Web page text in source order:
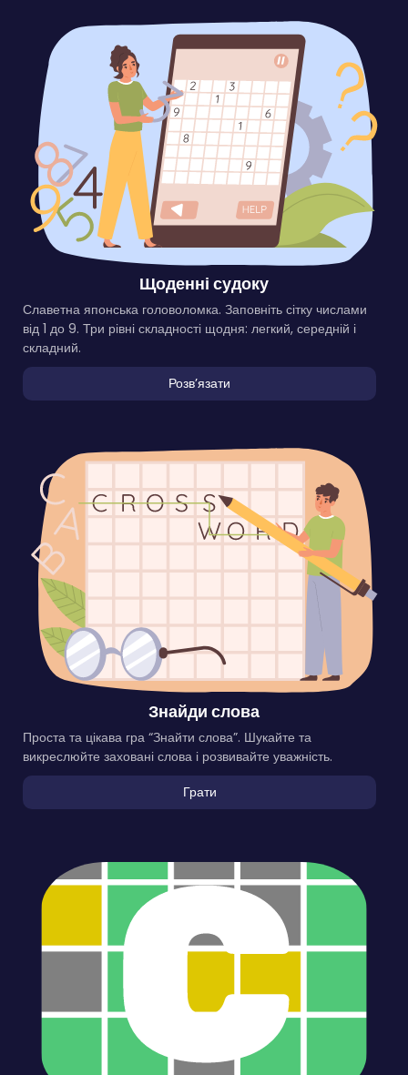
Щоденні судоку
Славетна японська головоломка. Заповніть сітку числами
від 1 до 9. Три рівні складності щодня: легкий, середній і
складний.
Розвʼязати
Знайди слова
Проста та цікава гра “Знайти слова”. Шукайте та
викреслюйте заховані слова і розвивайте уважність.
Грати